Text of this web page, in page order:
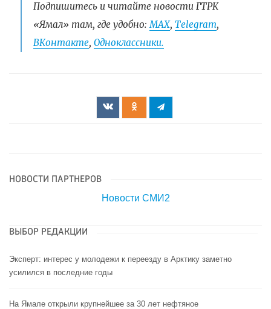
Подпишитесь и читайте новости ГТРК
«Ямал» там, где удобно:МАХ, Telegram,
ВКонтакте, Одноклассники.
НОВОСТИ ПАРТНЕРОВ
Новости СМИ2
ВЫБОР РЕДАКЦИИ
Эксперт: интерес у молодежи к переезду в Арктику заметно
усилился в последние годы
На Ямале открыли крупнейшее за 30 лет нефтяное